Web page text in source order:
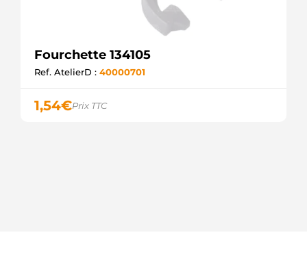
Fourchette 134105
Ref. AtelierD : 40000701
1,54€Prix TTC